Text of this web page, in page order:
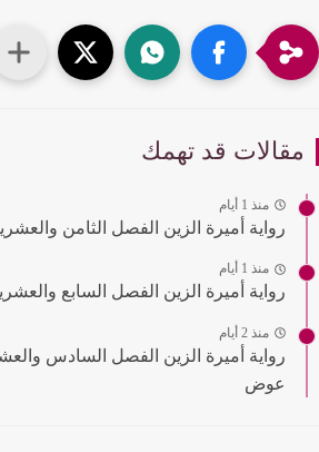
قد تهمك
منذ 1 أيام
رواية أميرة الزين الفصل الثامن والعشرين 28 بقلم سلوى عوض
منذ 1 أيام
رواية أميرة الزين الفصل السابع والعشرين 27 بقلم سلوى عوض
منذ 2 أيام
عوض